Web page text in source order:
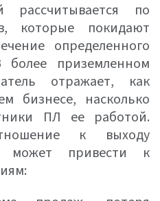
рассчитывается по
которые покидают
определенного
приземленном
отражает, как
бизнесе, насколько
ПЛ ее работой.
к выходу
может привести к